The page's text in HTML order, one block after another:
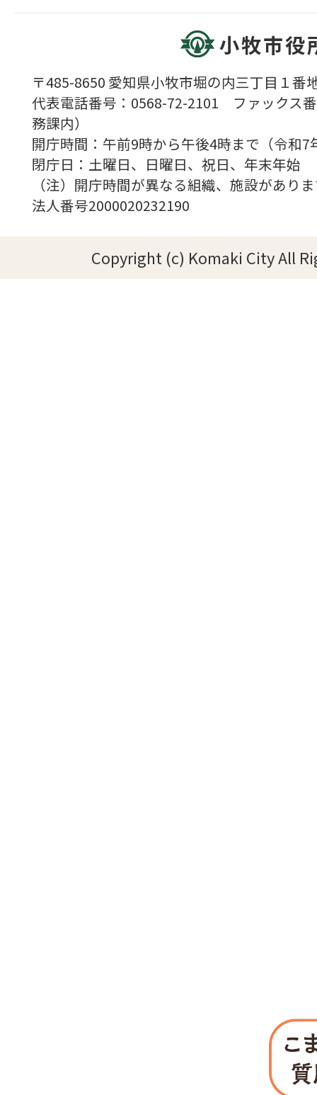
小牧市役
〒485-8650 愛知県小牧市堀の内三丁目１番
代表電話番号：0568-72-2101 ファックス
務課内）
開庁時間：午前9時から午後4時まで（令
閉庁日：土曜日、日曜日、祝日、年末年始
（注）開庁時間が異なる組織、施設があり
法人番号2000020232190
Copyright (c) Komaki City All